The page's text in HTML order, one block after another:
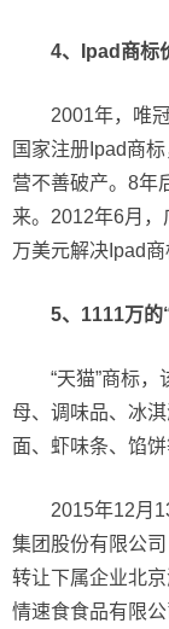
4、Ipad商标
2001年，唯
国家注册Ipad商
营不善破产。8年
来。2012年6月
万美元解决Ipad
5、1111万的
“天猫”商标
母、调味品、冰
面、虾味条、馅
2015年12月
集团股份有限公
转让下属企业北
情速食食品有限